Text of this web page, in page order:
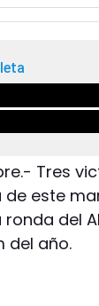
Tres
este
del
del año.